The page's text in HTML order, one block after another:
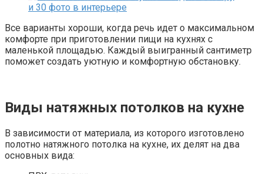
Все варианты хороши, когда речь идет о максимальном
комфорте при приготовлении пищи на кухнях с
маленькой площадью. Каждый выигранный сантиметр
поможет создать уютную и комфортную обстановку.
Виды натяжных потолков на кухне
В зависимости от материала, из которого изготовлено
полотно натяжного потолка на кухне, их делят на два
основных вида: